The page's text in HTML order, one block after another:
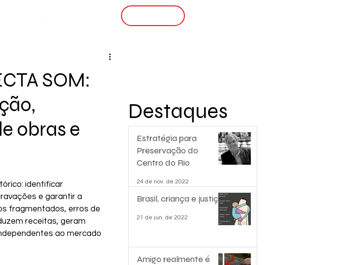
SOM:
obras e
identificar
e garantir a
fragmentados, erros de
receitas, geram
ao mercado
Estratégia para
Preservação do
Centro do Rio
24 de nov. de 2022
Brasil, criança e justiça.
21 de jun. de 2022
Amigo realmente é
Destaques